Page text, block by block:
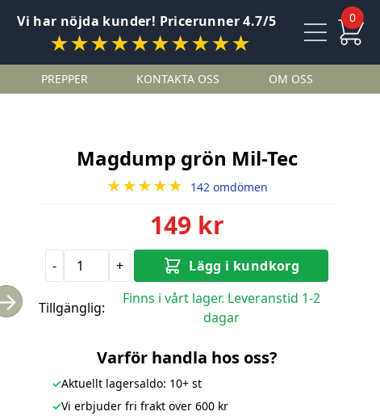
Vi har nöjda kunder! Pricerunner 4.7/5
★★★★★★★★★★
0
PREPPER KONTAKTA OSS OM OSS
Magdump grön Mil-Tec
★★★★★ 142 omdömen
149 kr
- + Lägg i kundkorg
Tillgänglig:
Finns i vårt lager. Leveranstid 1-2
dagar
Varför handla hos oss?
✓Aktuellt lagersaldo: 10+ st
✓Vi erbjuder fri frakt över 600 kr